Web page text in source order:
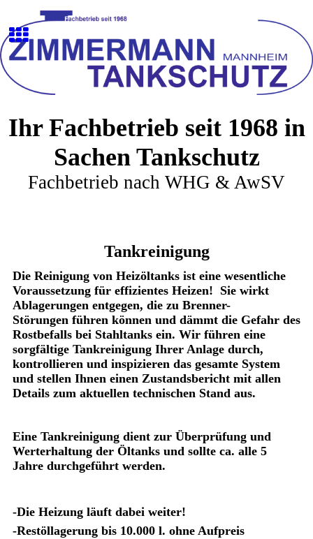
Ihr Fachbetrieb seit 1968 in
Sachen Tankschutz
Fachbetrieb nach WHG & AwSV
Tankreinigung
Die Reinigung von Heizöltanks ist eine wesentliche
Voraussetzung für effizientes Heizen! Sie wirkt
Ablagerungen entgegen, die zu Brenner-
Störungen führen können und dämmt die Gefahr des
Rostbefalls bei Stahltanks ein. Wir führen eine
sorgfältige Tankreinigung Ihrer Anlage durch,
kontrollieren und inspizieren das gesamte System
und stellen Ihnen einen Zustandsbericht mit allen
Details zum aktuellen technischen Stand aus.
Eine Tankreinigung dient zur Überprüfung und
Werterhaltung der Öltanks und sollte ca. alle 5
Jahre durchgeführt werden.
-Die Heizung läuft dabei weiter!
-Restöllagerung bis 10.000 l. ohne Aufpreis